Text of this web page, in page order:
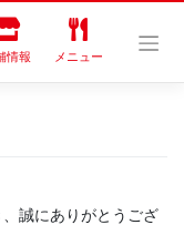
情報 メニュー
誠にありがとうござ